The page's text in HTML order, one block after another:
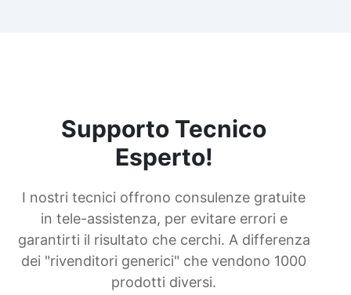
Supporto Tecnico
Esperto!
I nostri tecnici offrono consulenze gratuite
in tele-assistenza, per evitare errori e
garantirti il risultato che cerchi. A differenza
dei "rivenditori generici" che vendono 1000
prodotti diversi.